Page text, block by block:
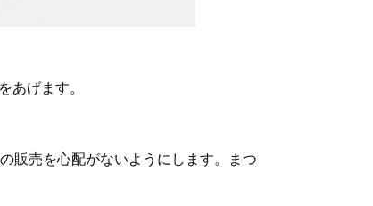
げます。
販売を心配がないようにします。まつ